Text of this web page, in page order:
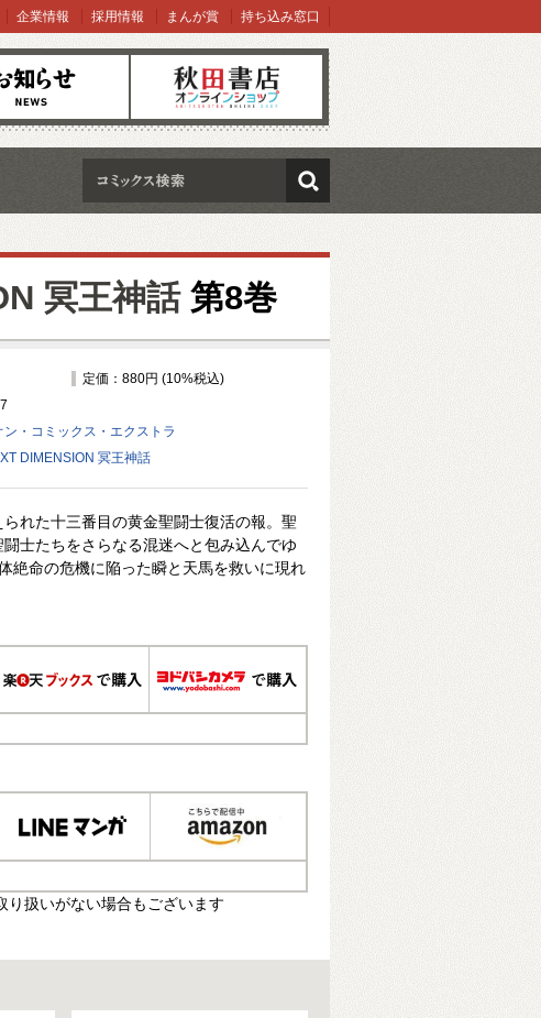
オンラインショップ
企業情報 採用情報 まんが賞 持ち込み窓口
検索
冥王神話第8巻
定価：880円 (10%税込)
ン・コミックス・エクストラ
DIMENSION 冥王神話
れた十三番目の黄金聖闘士復活の報。聖
士たちをさらなる混迷へと包み込んでゆ
絶命の危機に陥った瞬と天馬を救いに現れ
扱いがない場合もございます